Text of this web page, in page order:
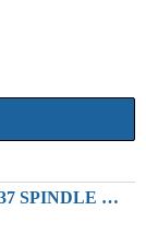
REPARATUR MITSUBISHI MDS-C1-SP-37 SPINDLE DRIVE UNIT 3.7KW